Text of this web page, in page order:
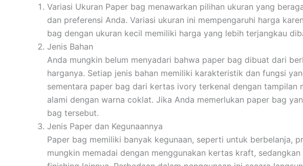
Variasi Ukuran Paper bag menawarkan pilihan ukuran yang
dan preferensi Anda. Variasi ukuran ini mempengaruhi harga
bag dengan ukuran kecil memiliki harga yang lebih terjangkau
Jenis Bahan
Anda mungkin belum menyadari bahwa paper bag dibuat dari
harganya. Setiap jenis bahan memiliki karakteristik dan fungsi
sementara paper bag dari kertas ivory terkenal dengan
alami dengan warna coklat. Jika Anda memerlukan paper bag
bag tersebut.
Jenis Paper dan Kegunaannya
Paper bag memiliki banyak kegunaan, seperti untuk berbelanja,
mungkin memadai dengan menggunakan kertas kraft,